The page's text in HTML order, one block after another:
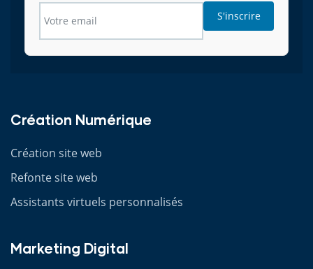
S'inscrire
Création Numérique
Création site web
Refonte site web
Assistants virtuels personnalisés
Marketing Digital